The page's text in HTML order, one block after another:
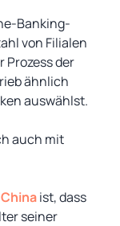
Banking-
von Filialen
Prozess der
ähnlich
auswählst.
auch mit
ist, dass
seiner